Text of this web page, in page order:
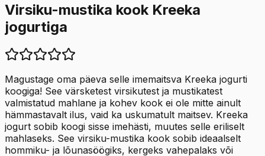
Virsiku-mustika kook Kreeka
jogurtiga
Magustage oma päeva selle imemaitsva Kreeka jogurti
koogiga! See värsketest virsikutest ja mustikatest
valmistatud mahlane ja kohev kook ei ole mitte ainult
hämmastavalt ilus, vaid ka uskumatult maitsev. Kreeka
jogurt sobib koogi sisse imehästi, muutes selle eriliselt
mahlaseks. See virsiku-mustika kook sobib ideaalselt
hommiku- ja lõunasöögiks, kergeks vahepalaks või